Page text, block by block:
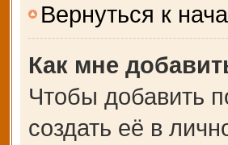
Вернуться к
Как мне
Чтобы добавить
создать её в